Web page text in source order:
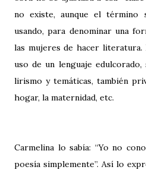
no existe, aunque el término
usando, para denominar una
las mujeres de hacer
uso de un lenguaje edulcorado,
lirismo y temáticas, también
hogar, la maternidad, etc.
Carmelina lo sabía: “Yo no
poesía simplemente”. Así lo